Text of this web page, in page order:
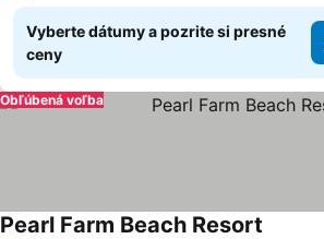
Vyberte dátumy a pozrite si presné
ceny
Obľúbená voľba
Pearl Farm Beach Resort